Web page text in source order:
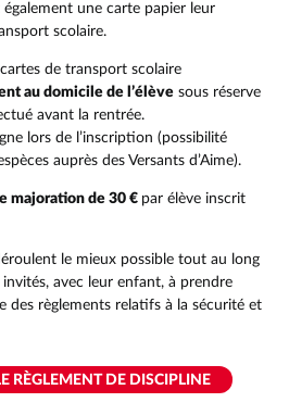
une carte papier leur
scolaire.
de transport scolaire
au domicile de l’élève sous réserve
avant la rentrée.
lors de l’inscription (possibilité
auprès des Versants d’Aime).
majoration de 30 € par élève inscrit
le mieux possible tout au long
invités, avec leur enfant, à prendre
des règlements relatifs à la sécurité et
RÈGLEMENT DE DISCIPLINE